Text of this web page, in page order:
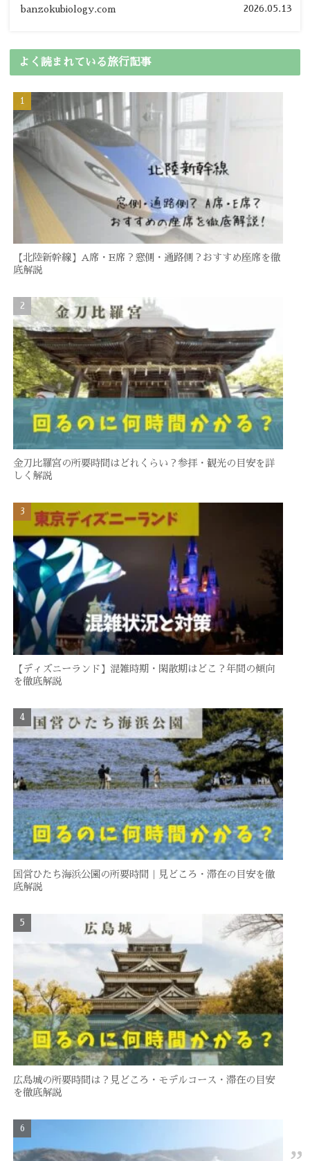
banzokubiology.com 2026.05.13
よく読まれている旅行記事
【北陸新幹線】A席・E席？窓側・通路側？おすすめ座席を徹
底解説
金刀比羅宮の所要時間はどれくらい？参拝・観光の目安を詳
しく解説
【ディズニーランド】混雑時期・閑散期はどこ？年間の傾向
を徹底解説
国営ひたち海浜公園の所要時間｜見どころ・滞在の目安を徹
底解説
広島城の所要時間は？見どころ・モデルコース・滞在の目安
を徹底解説